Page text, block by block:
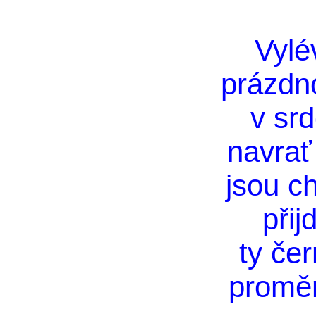
v
jsou
ty